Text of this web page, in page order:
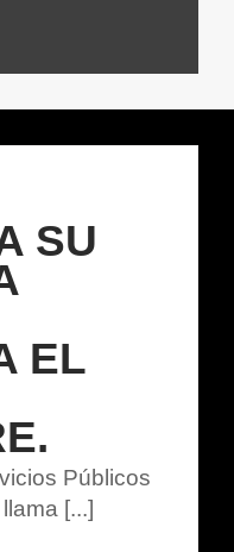
SU
EL
Públicos
[...]